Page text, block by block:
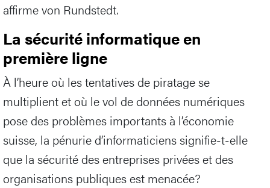
affirme von Rundstedt.
La sécurité informatique en
première ligne
À l’heure où les tentatives de piratage se
multiplient et où le vol de données numériques
pose des problèmes importants à l’économie
suisse, la pénurie d’informaticiens signifie-t-elle
que la sécurité des entreprises privées et des
organisations publiques est menacée?